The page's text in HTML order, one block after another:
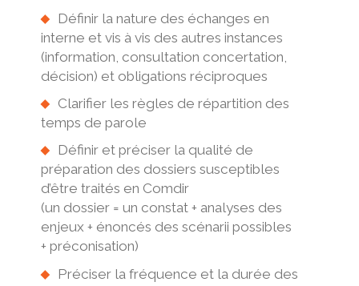
Définir la nature des échanges en
interne et vis à vis des autres instances
(information, consultation concertation,
décision) et obligations réciproques
Clarifier les règles de répartition des
temps de parole
Définir et préciser la qualité de
préparation des dossiers susceptibles
d’être traités en Comdir
(un dossier = un constat + analyses des
enjeux + énoncés des scénarii possibles
+ préconisation)
Préciser la fréquence et la durée des